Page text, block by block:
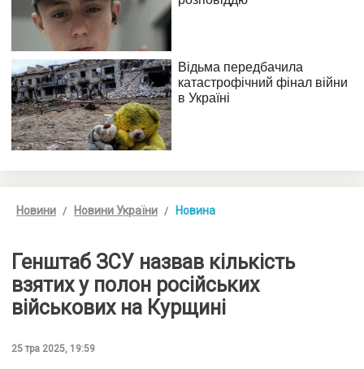
Новини Новини України Новина
Генштаб ЗСУ назвав кількість
взятих у полон російських
військових на Курщині
25 тра 2025, 19:59